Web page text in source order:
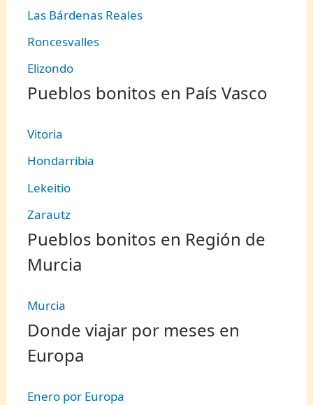
Las Bárdenas Reales
Roncesvalles
Elizondo
Pueblos bonitos en País Vasco
Vitoria
Hondarribia
Lekeitio
Zarautz
Pueblos bonitos en Región de
Murcia
Murcia
Donde viajar por meses en
Europa
Enero por Europa